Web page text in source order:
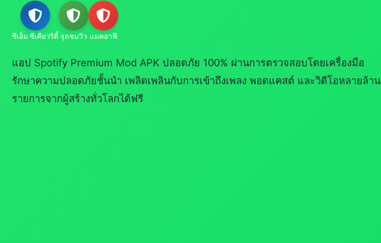
ซีเอ็ม ซีเคียวริตี้ จุดชมวิว แมคอาฟี
แอป Spotify Premium Mod APK ปลอดภัย 100% ผ่านการตรวจสอบโดยเครื่องมือ
รักษาความปลอดภัยชั้นนำ เพลิดเพลินกับการเข้าถึงเพลง พอดแคสต์ และวิดีโอหลายล้าน
รายการจากผู้สร้างทั่วโลกได้ฟรี